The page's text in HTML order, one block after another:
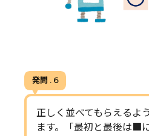
発問 . 6
正しく並べてもらえるよ
ます。「最初と最後は■